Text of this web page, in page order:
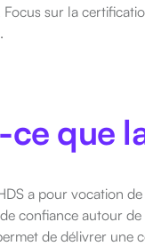
sur la
ce que
a pour vocation
confiance autour de
de délivrer une